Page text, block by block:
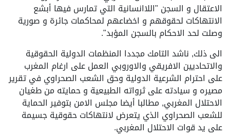
الاعتقال و السجن "اللاانسانية التي تمارس فيها أبشع
الانتهاكات لحقوقهم و اخضاعهم لمحاكمات جائرة و صورية
وصلت لحد الاحكام بالسجن المؤبد".
الى ذلك, ناشد التامك مجددا المنظمات الدولية الحقوقية
والاتحاديين الافريقي والاوروبي العمل على ارغام المغرب
على احترام الشرعية الدولية وحق الشعب الصحراوي في تقرير
مصيره و سيادته على ثرواته الطبيعية و حمايته من طغيان
الاحتلال المغربي, مطالبا أيضا مجلس الامن بتوفير الحماية
للشعب الصحراوي الذي يتعرض لانتهاكات حقوقية جسيمة
على يد قوات الاحتلال المغربي.